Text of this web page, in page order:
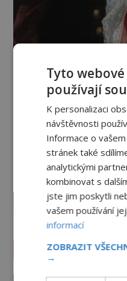
Vesmír a technologie
Co
Tyto
používají
K personalizaci
návštěvnosti
Informace o
stránek také
analytickými
kombinovat s
jste jim poskytli
vašem používání
informací
ZOBRAZIT
→